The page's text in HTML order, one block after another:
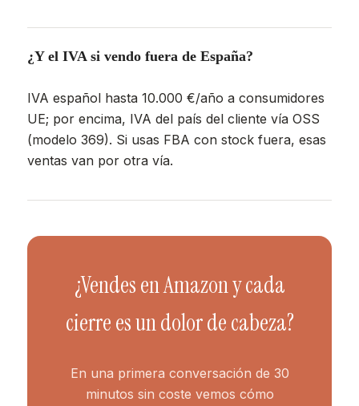
¿Y el IVA si vendo fuera de España?
IVA español hasta 10.000 €/año a consumidores
UE; por encima, IVA del país del cliente vía OSS
(modelo 369). Si usas FBA con stock fuera, esas
ventas van por otra vía.
¿Vendes en Amazon y cada
cierre es un dolor de cabeza?
En una primera conversación de 30
minutos sin coste vemos cómo